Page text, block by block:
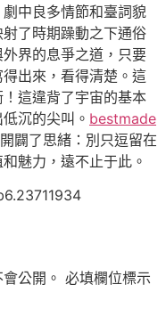
中良多情節和臺詞貌
了時期躁動之下通俗
界的息爭之道，只要
出來，看得清楚。這
這違背了宇宙的基本
沉的尖叫。 bestmade
闢了思緒：別只逗留在
魅力，遠不止于此。
公開。 必填欄位標示